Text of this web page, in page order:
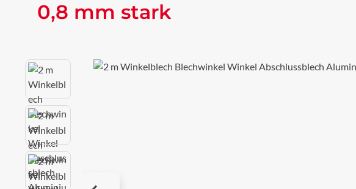
0,8 mm stark
Bildergalerie überspringen